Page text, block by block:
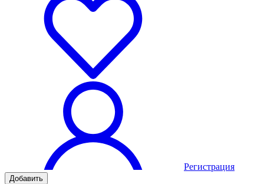
Регистрация
Добавить